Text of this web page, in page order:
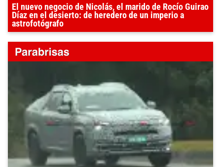
El nuevo negocio de Nicolás, el marido de Rocío Guirao
Díaz en el desierto: de heredero de un imperio a
astrofotógrafo